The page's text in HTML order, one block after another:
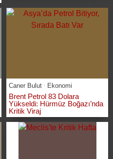
Caner Bulut Ekonomi
Brent Petrol 83 Dolara
Yükseldi: Hürmüz Boğazı’nda
Kritik Viraj